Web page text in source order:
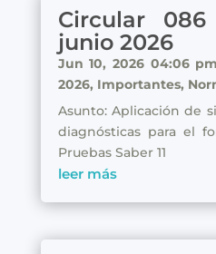
Circular
junio 2026
Jun 10, 2026 04:06 pm
2026, Importantes,
Asunto: Aplicación de
diagnósticas para el
Pruebas Saber 11
leer más